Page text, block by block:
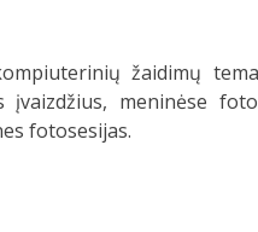
žaidimų
meninėse
fotosesijas.